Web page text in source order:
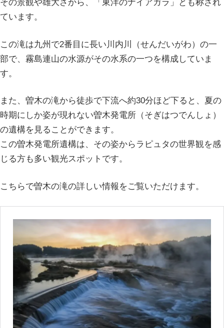
その景観や雄大さから、「東洋のナイアガラ」とも称され
ています。
この滝は九州で2番目に長い川内川（せんだいがわ）の一
部で、霧島連山の水源がその水系の一つを構成していま
す。
また、曽木の滝から徒歩で下流へ約30分ほど下ると、夏の
時期にしか姿が現れない曽木発電所（そぎはつでんしょ）
の遺構を見ることができます。
この曽木発電所遺構は、その姿からラピュタの世界観を感
じる方も多い観光スポットです。
こちらで曽木の滝の詳しい情報をご覧いただけます。